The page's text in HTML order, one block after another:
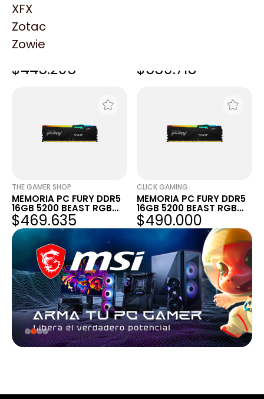
XFX
Zotac
Zowie
MEMORIA PC FURY DDR5
$445.295 $559.718
THE GAMER SHOP
MEMORIA PC FURY DDR5
16GB 5200 BEAST RGB
NEGRA
$469.635
CLICK GAMING
MEMORIA PC FURY DDR5
16GB 5200 BEAST RGB
NEGRA
$490.000